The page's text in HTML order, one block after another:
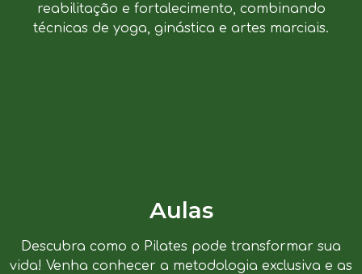
reabilitação e fortalecimento, combinando
técnicas de yoga, ginástica e artes marciais.
Aulas
Descubra como o Pilates pode transformar sua
vida! Venha conhecer a metodologia exclusiva e as